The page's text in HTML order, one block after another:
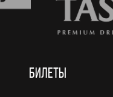
БИЛЕТЫ